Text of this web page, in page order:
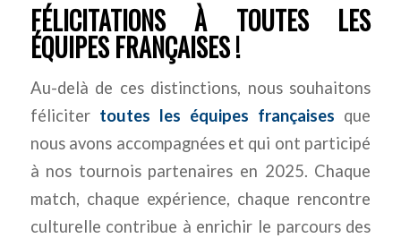
FÉLICITATIONS À TOUTES LES
ÉQUIPES FRANÇAISES !
Au-delà de ces distinctions, nous souhaitons
féliciter toutes les équipes françaises que
nous avons accompagnées et qui ont participé
à nos tournois partenaires en 2025. Chaque
match, chaque expérience, chaque rencontre
culturelle contribue à enrichir le parcours des